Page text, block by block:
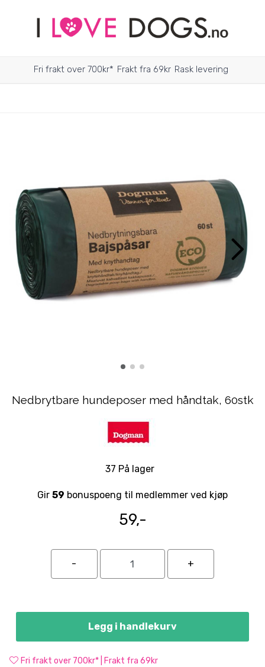
Fri frakt over 700kr* Frakt fra 69kr Rask levering
Nedbrytbare hundeposer med håndtak, 60stk
37 På lager
Gir 59 bonuspoeng til medlemmer ved kjøp
59,-
Legg i handlekurv
Fri frakt over 700kr* | Frakt fra 69kr